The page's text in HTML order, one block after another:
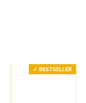
✓ BESTSELLER